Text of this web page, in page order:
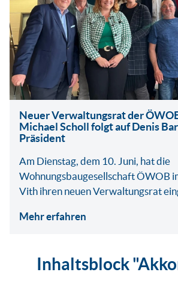
Neuer Verwaltungsrat der
Michael Scholl folgt auf Denis
Präsident
Am Dienstag, dem 10. Juni, hat die
Wohnungsbaugesellschaft ÖWOB
Vith ihren neuen Verwaltungsrat
Mehr erfahren
Inhaltsblock